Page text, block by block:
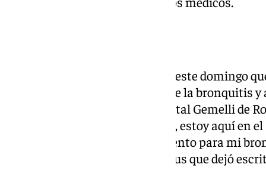
El Papa afirmaba la mañana de este domingo
tratamiento para recuperarse de la bronquitis y
médicos y enfermeros del hospital Gemelli de
pero, como saben, estoy aquí en
todavía necesito algún tratamiento para mi
discurso de la oración del Ángelus que dejó